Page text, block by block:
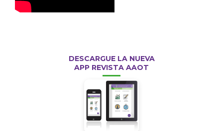
DESCARGUE LA NUEVA
APP REVISTA AAOT